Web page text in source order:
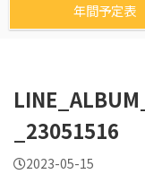
年間予定表
_23051516
2023-05-15